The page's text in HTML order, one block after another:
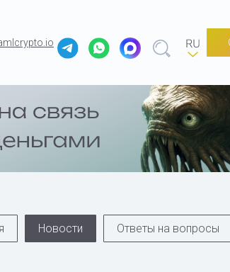
Новости Ответы на вопросы